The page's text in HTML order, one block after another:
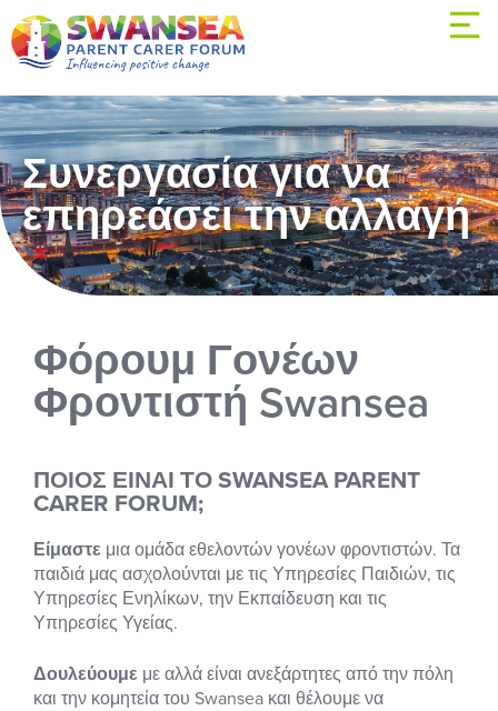
Συνεργασία για να
επηρεάσει την αλλαγή
Φόρουμ Γονέων
Φροντιστή Swansea
ΠΟΙΟΣ ΕΊΝΑΙ ΤΟ SWANSEA PARENT
CARER FORUM;
Είμαστε μια ομάδα εθελοντών γονέων φροντιστών. Τα
παιδιά μας ασχολούνται με τις Υπηρεσίες Παιδιών, τις
Υπηρεσίες Ενηλίκων, την Εκπαίδευση και τις
Υπηρεσίες Υγείας.
Δουλεύουμε με αλλά είναι ανεξάρτητες από την πόλη
και την κομητεία του Swansea και θέλουμε να